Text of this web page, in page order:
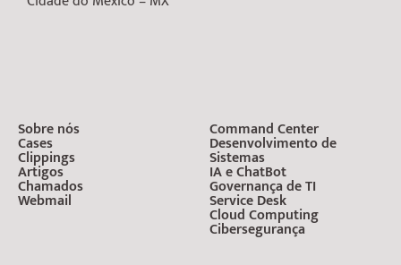
Sobre nós
Cases
Clippings
Artigos
Chamados
Webmail
Command Center
Desenvolvimento de
Sistemas
IA e ChatBot
Governança de TI
Service Desk
Cloud Computing
Cibersegurança